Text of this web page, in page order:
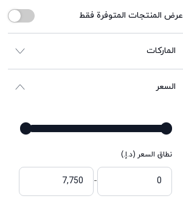
عرض المنتجات المتوفرة فقط
الماركات
السعر
نطاق السعر (د.إ.)
-